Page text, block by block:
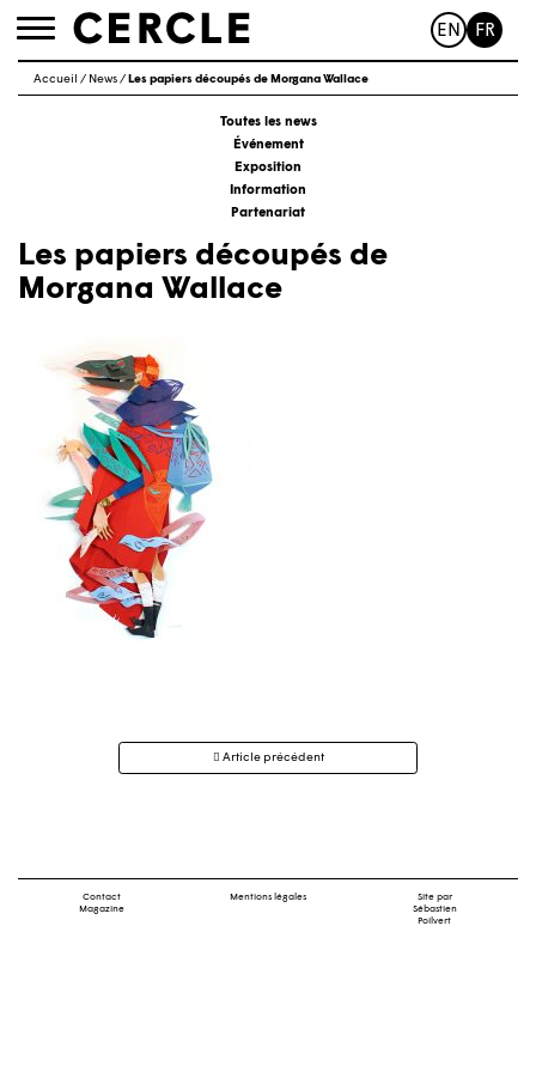
Toggle
EN FR
Accueil / News/ Les papiers découpés de Morgana Wallace
Toutes les news
Événement
Exposition
Information
Partenariat
Les papiers découpés de
Morgana Wallace
Navigation
Article précédent
Contact
Magazine
Mentions légales
Site par
Sébastien
Poilvert